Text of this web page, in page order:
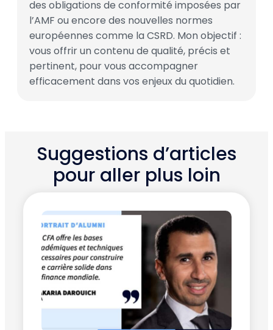
des obligations de conformité imposées par
l’AMF ou encore des nouvelles normes
européennes comme la CSRD. Mon objectif :
vous offrir un contenu de qualité, précis et
pertinent, pour vous accompagner
efficacement dans vos enjeux du quotidien.
Suggestions d’articles
pour aller plus loin